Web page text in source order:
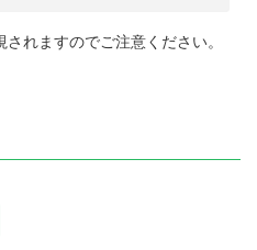
れますのでご注意ください。